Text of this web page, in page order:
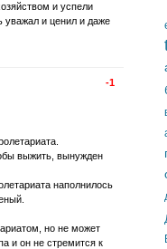
и успели
уважал и ценил и даже
-1
выжить, вынужден
наполнилось
но не может
и он не стремится к